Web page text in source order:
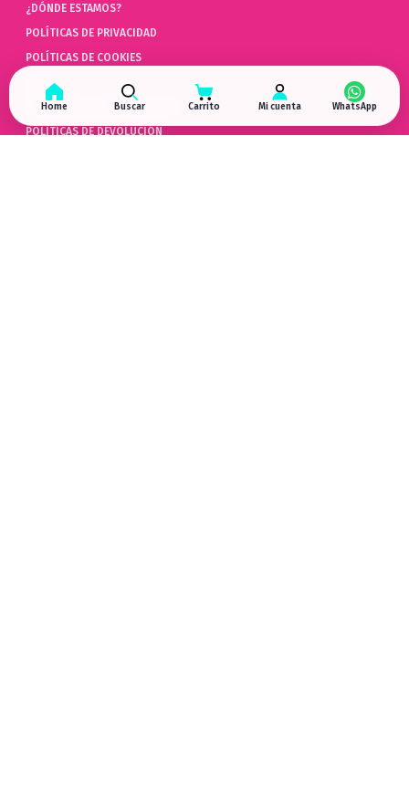
¿DÓNDE ESTAMOS?
POLÍTICAS DE PRIVACIDAD
POLÍTICAS DE COOKIES
AYUDA
PREGUNTAS FRECUENTES (FAQ)
POLÍTICAS DE DEVOLUCIÓN
Home Buscar Carrito Mi cuenta